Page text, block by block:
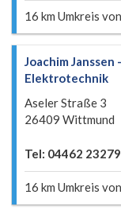
16 km Umkreis
Joachim
Elektrotechnik
Aseler Straße 3
26409 Wittmund
Tel: 04462 23279
16 km Umkreis